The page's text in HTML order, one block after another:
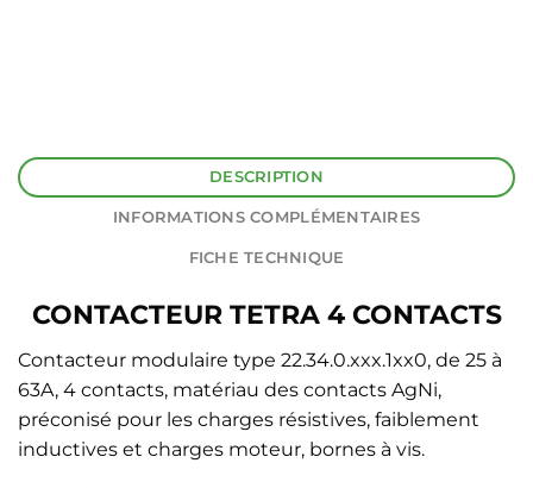
DESCRIPTION
INFORMATIONS COMPLÉMENTAIRES
FICHE TECHNIQUE
CONTACTEUR TETRA 4 CONTACTS
Contacteur modulaire type 22.34.0.xxx.1xx0, de 25 à
63A, 4 contacts, matériau des contacts AgNi,
préconisé pour les charges résistives, faiblement
inductives et charges moteur, bornes à vis.